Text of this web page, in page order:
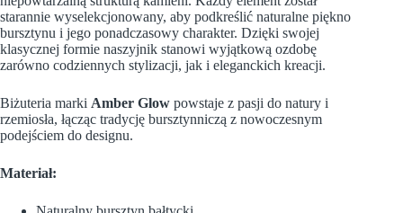
starannie wyselekcjonowany, aby podkreślić naturalne piękno
bursztynu i jego ponadczasowy charakter. Dzięki swojej
klasycznej formie naszyjnik stanowi wyjątkową ozdobę
zarówno codziennych stylizacji, jak i eleganckich kreacji.
Biżuteria marki Amber Glow powstaje z pasji do natury i
rzemiosła, łącząc tradycję bursztynniczą z nowoczesnym
podejściem do designu.
Materiał: